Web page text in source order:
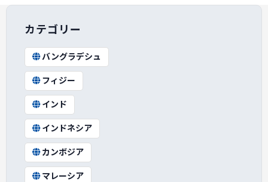
カテゴリー
バングラデシュ
フィジー
インド
インドネシア
カンボジア
マレーシア